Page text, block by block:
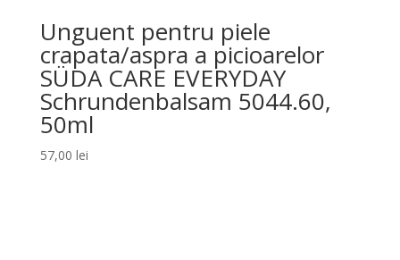
Unguent pentru piele
crapata/aspra a picioarelor
SÜDA CARE EVERYDAY
Schrundenbalsam 5044.60,
50ml
57,00 lei